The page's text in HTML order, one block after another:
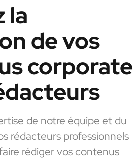
la
de vos
corporate
de notre équipe et du
rédacteurs professionnels
rédiger vos contenus